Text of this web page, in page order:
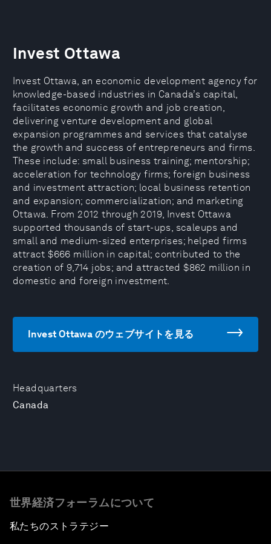
Headquarters
Canada
Invest Ottawa
Invest Ottawa, an economic development agency for
knowledge-based industries in Canada’s capital,
facilitates economic growth and job creation,
delivering venture development and global
expansion programmes and services that catalyse
the growth and success of entrepreneurs and firms.
These include: small business training; mentorship;
acceleration for technology firms; foreign business
and investment attraction; local business retention
and expansion; commercialization; and marketing
Ottawa. From 2012 through 2019, Invest Ottawa
supported thousands of start-ups, scaleups and
small and medium-sized enterprises; helped firms
attract $666 million in capital; contributed to the
creation of 9,714 jobs; and attracted $862 million in
domestic and foreign investment.
Invest Ottawa のウェブサイトを見る
世界経済フォーラムについて
私たちのストラテジー